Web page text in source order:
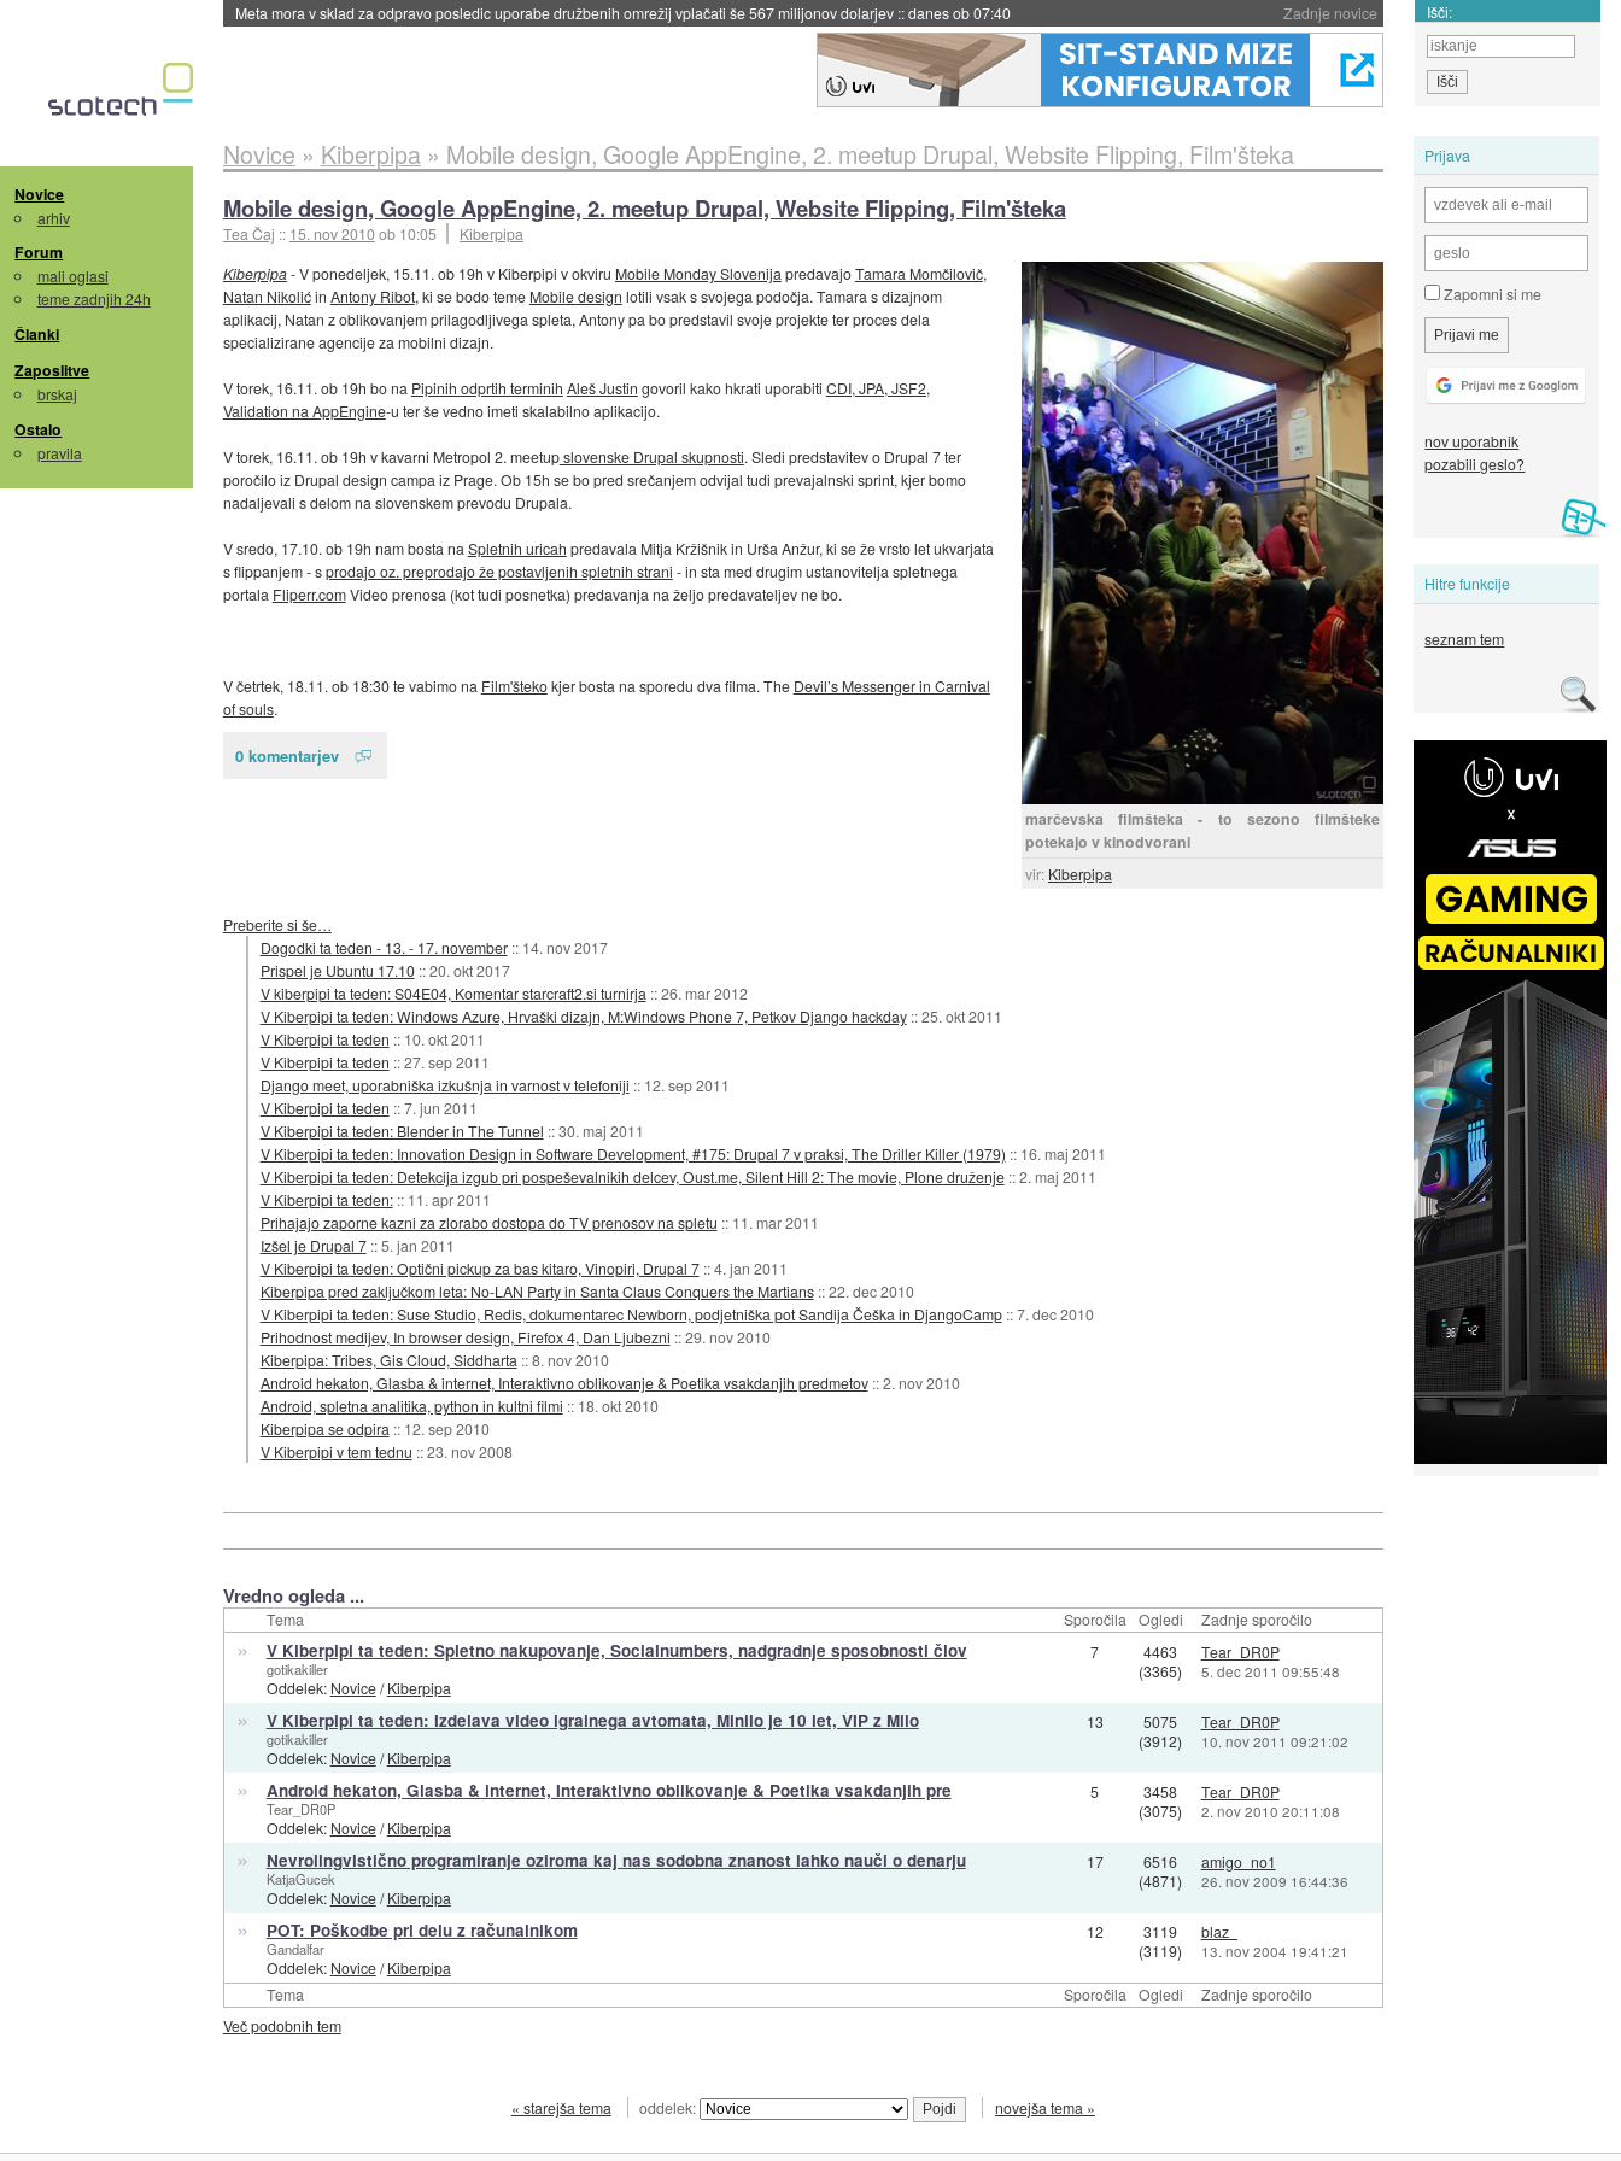
Zadnje novice
Meta mora v sklad za odpravo posledic uporabe družbenih omrežij vplačati še 567 milijonov dolarjev ::danes ob 07:40 Išči:
Novice
arhiv
Forum
mali oglasi
teme zadnjih 24h
Članki
Zaposlitve
brskaj
Ostalo
pravila
Prijava
Zapomni si me
nov uporabnik
pozabili geslo?
Hitre funkcije
seznam tem
Novice » Kiberpipa» Mobile design, Google AppEngine, 2. meetup Drupal, Website Flipping, Film'šteka
Mobile design, Google AppEngine, 2. meetup Drupal, Website Flipping, Film'šteka
Tea Čaj :: 15. nov 2010ob 10:05 Kiberpipa
marčevska filmšteka - to sezono filmšteke
potekajo v kinodvorani
vir: Kiberpipa
Kiberpipa- V ponedeljek, 15.11. ob 19h v Kiberpipi v okviru Mobile Monday Slovenija predavajoTamara Momčilovič,
Natan Nikolićin Antony Ribot, ki se bodo teme Mobile design lotili vsak s svojega podočja. Tamara s dizajnom
aplikacij, Natan z oblikovanjem prilagodljivega spleta, Antony pa bo predstavil svoje projekte ter proces dela
specializirane agencije za mobilni dizajn.
V torek, 16.11. ob 19h bo na Pipinih odprtih terminih Aleš Justin govoril kako hkrati uporabiti CDI, JPA, JSF2,
Validation na AppEngine-u ter še vedno imeti skalabilno aplikacijo.
V torek, 16.11. ob 19h v kavarni Metropol 2. meetupslovenske Drupal skupnosti. Sledi predstavitev o Drupal 7 ter
poročilo iz Drupal design campa iz Prage. Ob 15h se bo pred srečanjem odvijal tudi prevajalnski sprint, kjer bomo
nadaljevali s delom na slovenskem prevodu Drupala.
V sredo, 17.10. ob 19h nam bosta na Spletnih uricah predavala Mitja Kržišnik in Urša Anžur, ki se že vrsto let ukvarjata
s flippanjem - sprodajo oz. preprodajo že postavljenih spletnih strani - in sta med drugim ustanovitelja spletnega
portala Fliperr.comVideo prenosa (kot tudi posnetka) predavanja na željo predavateljev ne bo.
V četrtek, 18.11. ob 18:30 te vabimo na Film'štekokjer bosta na sporedu dva filma. The Devil’s Messenger in Carnival
of souls.
0 komentarjev
Preberite si še…
Dogodki ta teden - 13. - 17. november :: 14. nov 2017
Prispel je Ubuntu 17.10 ::20. okt 2017
V kiberpipi ta teden: S04E04, Komentar starcraft2.si turnirja ::26. mar 2012
V Kiberpipi ta teden: Windows Azure, Hrvaški dizajn, M:Windows Phone 7, Petkov Django hackday ::25. okt 2011
V Kiberpipi ta teden :: 10. okt 2011
V Kiberpipi ta teden ::27. sep 2011
Django meet, uporabniška izkušnja in varnost v telefoniji :: 12. sep 2011
V Kiberpipi ta teden ::7. jun 2011
V Kiberpipi ta teden: Blender in The Tunnel ::30. maj 2011
V Kiberpipi ta teden: Innovation Design in Software Development, #175: Drupal 7 v praksi, The Driller Killer (1979) :: 16. maj 2011
V Kiberpipi ta teden: Detekcija izgub pri pospeševalnikih delcev, Oust.me, Silent Hill 2: The movie, Plone druženje ::2. maj 2011
V Kiberpipi ta teden: :: 11. apr 2011
Prihajajo zaporne kazni za zlorabo dostopa do TV prenosov na spletu :: 11. mar 2011
Izšel je Drupal 7 ::5. jan 2011
V Kiberpipi ta teden: Optični pickup za bas kitaro, Vinopiri, Drupal 7 ::4. jan 2011
Kiberpipa pred zaključkom leta: No-LAN Party in Santa Claus Conquers the Martians ::22. dec 2010
V Kiberpipi ta teden: Suse Studio, Redis, dokumentarec Newborn, podjetniška pot Sandija Češka in DjangoCamp ::7. dec 2010
Prihodnost medijev, In browser design, Firefox 4, Dan Ljubezni ::29. nov 2010
Kiberpipa: Tribes, Gis Cloud, Siddharta ::8. nov 2010
Android hekaton, Glasba & internet, Interaktivno oblikovanje & Poetika vsakdanjih predmetov ::2. nov 2010
Android, spletna analitika, python in kultni filmi :: 18. okt 2010
Kiberpipa se odpira :: 12. sep 2010
V Kiberpipi v tem tednu ::23. nov 2008
Vredno ogleda ...
Tema Sporočila Ogledi Zadnje sporočilo
Tema Sporočila Ogledi Zadnje sporočilo
» V Kiberpipi ta teden: Spletno nakupovanje, Socialnumbers, nadgradnje sposobnosti člov
gotikakiller
Oddelek: Novice/Kiberpipa
7
4463
(3365)
Tear_DR0P
5. dec 2011 09:55:48
» V Kiberpipi ta teden: Izdelava video igralnega avtomata, Minilo je 10 let, VIP z Milo
gotikakiller
Oddelek: Novice/Kiberpipa
13
5075
(3912)
Tear_DR0P
10. nov 2011 09:21:02
» Android hekaton, Glasba & internet, Interaktivno oblikovanje & Poetika vsakdanjih pre
Tear_DR0P
Oddelek: Novice/Kiberpipa
5
3458
(3075)
Tear_DR0P
2. nov 2010 20:11:08
» Nevrolingvistično programiranje oziroma kaj nas sodobna znanost lahko nauči o denarju
KatjaGucek
Oddelek: Novice/Kiberpipa
17
6516
(4871)
amigo_no1
26. nov 2009 16:44:36
» POT: Poškodbe pri delu z računalnikom
Gandalfar
Oddelek: Novice/Kiberpipa
12
3119
(3119)
blaz_
13. nov 2004 19:41:21
Več podobnih tem
« starejša tema oddelek: novejša tema »